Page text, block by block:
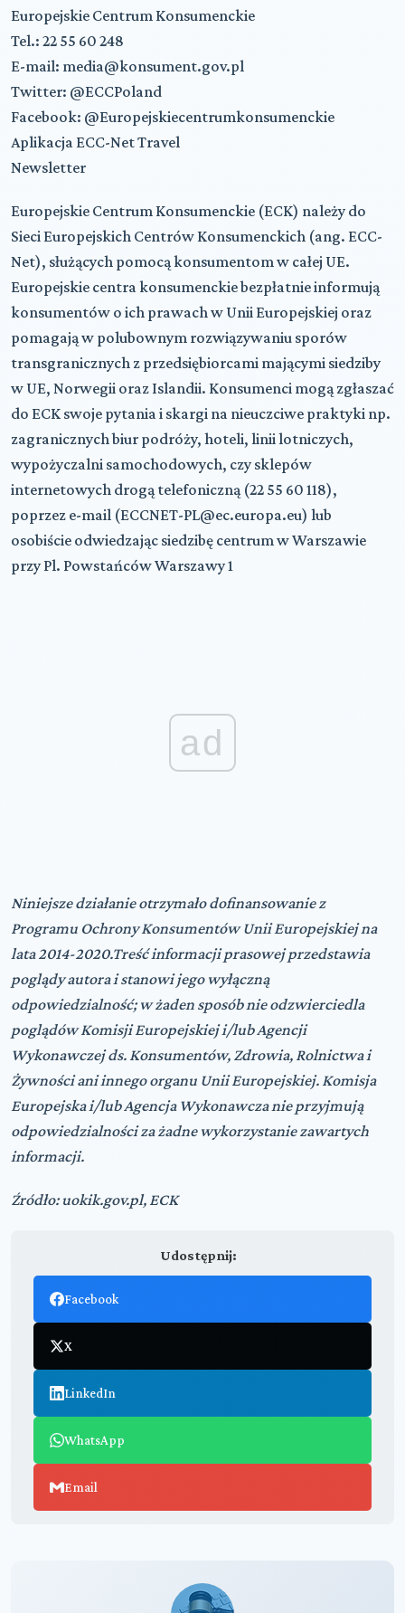
Europejskie Centrum Konsumenckie
Tel.: 22 55 60 248
E-mail: media@konsument.gov.pl
Twitter: @ECCPoland
Facebook: @Europejskiecentrumkonsumenckie
Aplikacja ECC-Net Travel
Newsletter
Europejskie Centrum Konsumenckie (ECK) należy do
Sieci Europejskich Centrów Konsumenckich (ang. ECC-
Net), służących pomocą konsumentom w całej UE.
Europejskie centra konsumenckie bezpłatnie informują
konsumentów o ich prawach w Unii Europejskiej oraz
pomagają w polubownym rozwiązywaniu sporów
transgranicznych z przedsiębiorcami mającymi siedziby
w UE, Norwegii oraz Islandii. Konsumenci mogą zgłaszać
do ECK swoje pytania i skargi na nieuczciwe praktyki np.
zagranicznych biur podróży, hoteli, linii lotniczych,
wypożyczalni samochodowych, czy sklepów
internetowych drogą telefoniczną (22 55 60 118),
poprzez e-mail (ECCNET-PL@ec.europa.eu) lub
osobiście odwiedzając siedzibę centrum w Warszawie
przy Pl. Powstańców Warszawy 1
ad
Niniejsze działanie otrzymało dofinansowanie z
Programu Ochrony Konsumentów Unii Europejskiej na
lata 2014-2020.Treść informacji prasowej przedstawia
poglądy autora i stanowi jego wyłączną
odpowiedzialność; w żaden sposób nie odzwierciedla
poglądów Komisji Europejskiej i/lub Agencji
Wykonawczej ds. Konsumentów, Zdrowia, Rolnictwa i
Żywności ani innego organu Unii Europejskiej. Komisja
Europejska i/lub Agencja Wykonawcza nie przyjmują
odpowiedzialności za żadne wykorzystanie zawartych
informacji.
Źródło: uokik.gov.pl, ECK
Udostępnij:
Facebook
X
LinkedIn
WhatsApp
Email